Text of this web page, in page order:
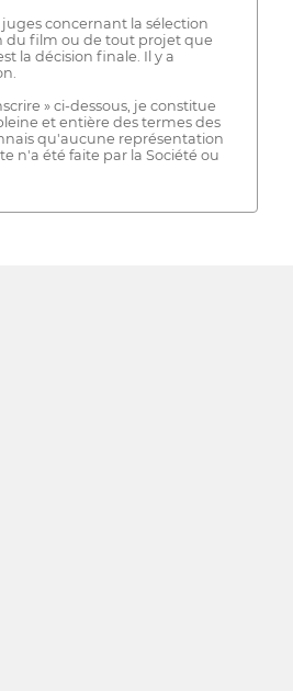
concernant la sélection
du film ou de tout projet que
la décision finale. Il y a
» ci-dessous, je constitue
et entière des termes des
qu'aucune représentation
n'a été faite par la Société ou